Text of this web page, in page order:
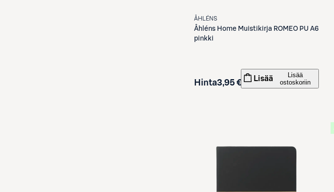
ÅHLÉNS
Åhléns Home Muistikirja ROMEO PU A6
pinkki
Hinta3,95 € Lisää
Lisää
ostoskoriin